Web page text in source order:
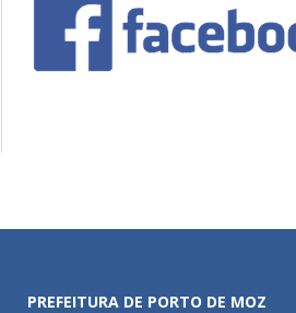
PREFEITURA DE PORTO DE MOZ